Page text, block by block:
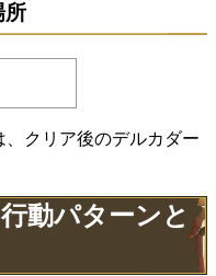
所
、クリア後のデルカダー
動パターンと